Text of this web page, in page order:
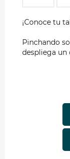
¡Conoce tu
Pinchando
despliega un